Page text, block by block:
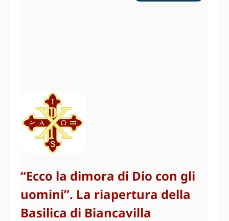
“Ecco la dimora di Dio con gli
uomini”. La riapertura della
Basilica di Biancavilla